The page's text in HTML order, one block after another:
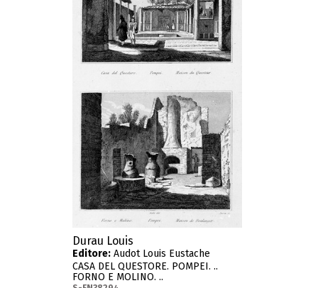
Durau Louis
Editore:Audot Louis Eustache
CASA DEL QUESTORE. POMPEI. ..
FORNO E MOLINO. ..